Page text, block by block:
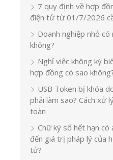
7 quy định về hợp
điện tử từ 01/7/2026
Doanh nghiệp nhỏ có
không?
Nghỉ việc không ký
hợp đồng có sao
USB Token bị khóa
phải làm sao? Cách xử
toàn
Chữ ký số hết hạn có
đến giá trị pháp lý của
tử?